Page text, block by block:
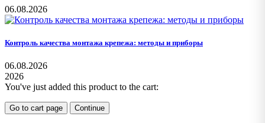
06.08.2026
Контроль качества монтажа крепежа: методы и приборы
06.08.2026
2026
You've just added this product to the cart:
Go to cart page Continue